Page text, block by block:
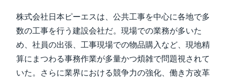
Belgium (English)
España (Español)
Norway (English)
株式会社日本ピーエスは、公共工事を中心に各地で多
数の工事を行う建設会社だ。現場での業務が多いた
め、社員の出張、工事現場での物品購入など、現地精
算にまつわる事務作業が多量かつ煩雑で問題視されて
いた。さらに業界における競争力の強化、働き方改革